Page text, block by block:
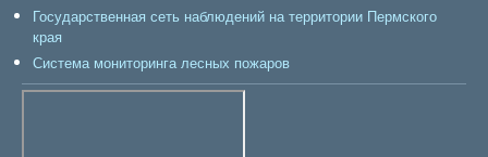
Государственная сеть наблюдений на территории Пермского
края
Система мониторинга лесных пожаров